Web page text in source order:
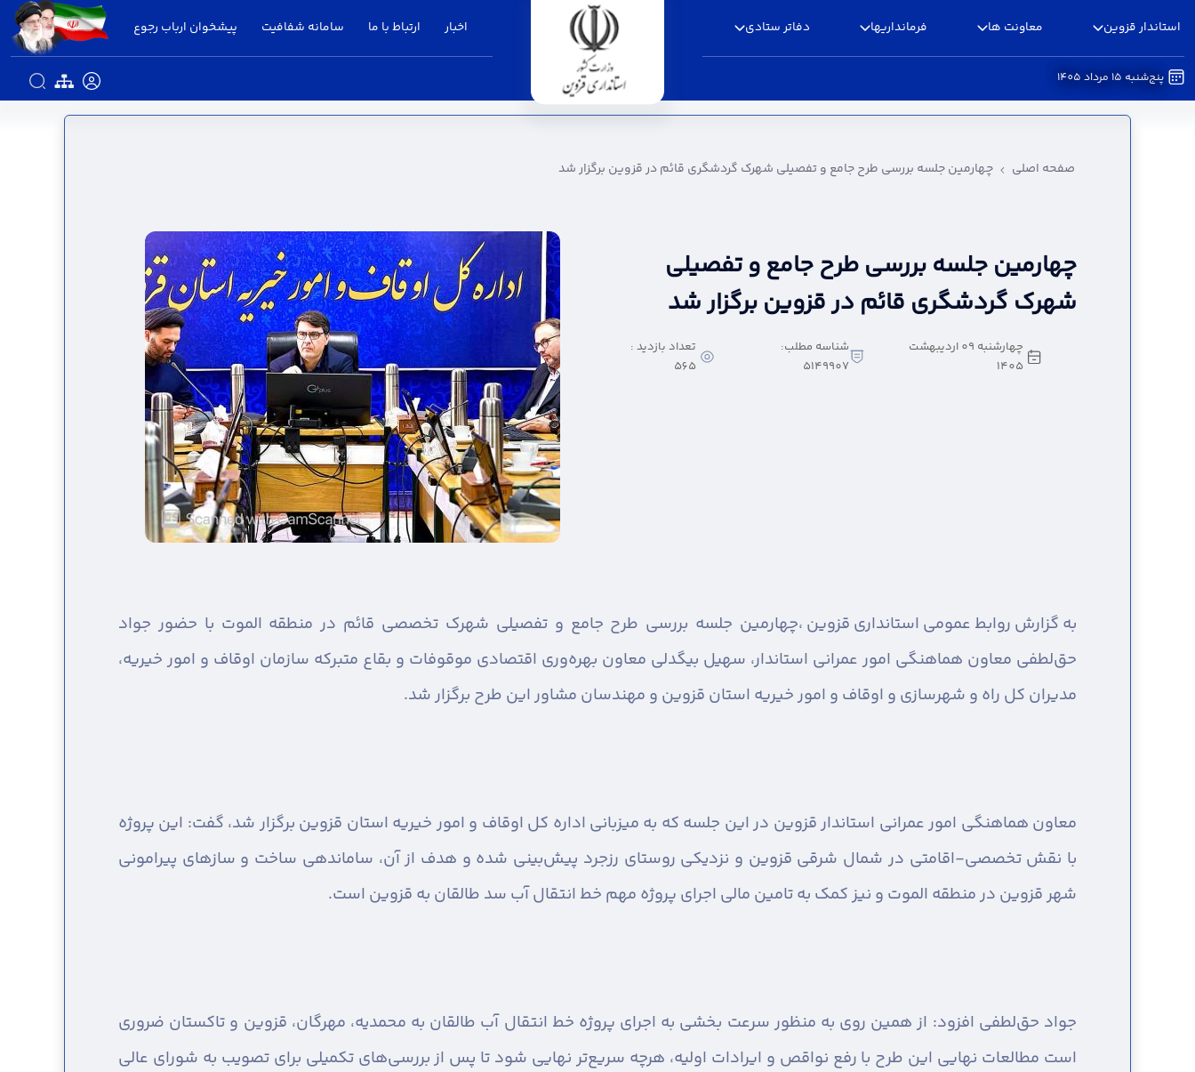
استاندار قزوین معاونت ها فرمانداریها دفاتر ستادی اخبار ارتباط با ما سامانه شفافیت پیشخوان ارباب رجوع
پنج‌شنبه 15 مرداد 1405
چهارمین جلسه بررسی طرح جامع و تفصیلی شهرک گردشگری قائم در قزوین برگزار شد - استانداری قزوین
صفحه اصلی چهارمین جلسه بررسی طرح جامع و تفصیلی شهرک گردشگری قائم در قزوین برگزار شد
چهارمین جلسه بررسی طرح جامع و تفصیلی
شهرک گردشگری قائم در قزوین برگزار شد
چهارشنبه 09 اردیبهشت
1405
شناسه مطلب:
5149907
تعداد بازدید :
565
به گزارش روابط عمومی استانداری قزوین ،چهارمین جلسه بررسی طرح جامع و تفصیلی شهرک تخصصی قائم در منطقه الموت با حضور جواد
حق‌لطفی معاون هماهنگی امور عمرانی استاندار، سهیل بیگدلی معاون بهره‌وری اقتصادی موقوفات و بقاع متبرکه سازمان اوقاف و امور خیریه،
مدیران کل راه و شهرسازی و اوقاف و امور خیریه استان قزوین و مهندسان مشاور این طرح برگزار شد.
معاون هماهنگی امور عمرانی استاندار قزوین در این جلسه که به میزبانی اداره کل اوقاف و امور خیریه استان قزوین برگزار شد، گفت: این پروژه
با نقش تخصصی-اقامتی در شمال شرقی قزوین و نزدیکی روستای رزجرد پیش‌بینی شده و هدف از آن، ساماندهی ساخت و سازهای پیرامونی
شهر قزوین در منطقه الموت و نیز کمک به تامین مالی اجرای پروژه مهم خط انتقال آب سد طالقان به قزوین است.
جواد حق‌لطفی افزود: از همین روی به منظور سرعت بخشی به اجرای پروژه خط انتقال آب طالقان به محمدیه، مهرگان، قزوین و تاکستان ضروری
است مطالعات نهایی این طرح با رفع نواقص و ایرادات اولیه، هرچه سریع‌تر نهایی شود تا پس از بررسی‌های تکمیلی برای تصویب به شورای عالی